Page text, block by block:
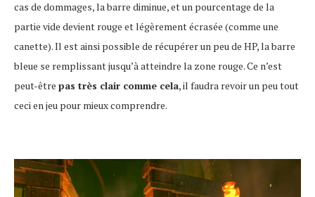
cas de dommages, la barre diminue, et un pourcentage de la
partie vide devient rouge et légèrement écrasée (comme une
canette). Il est ainsi possible de récupérer un peu de HP, la barre
bleue se remplissant jusqu’à atteindre la zone rouge. Ce n’est
peut-être pas très clair comme cela, il faudra revoir un peu tout
ceci en jeu pour mieux comprendre.